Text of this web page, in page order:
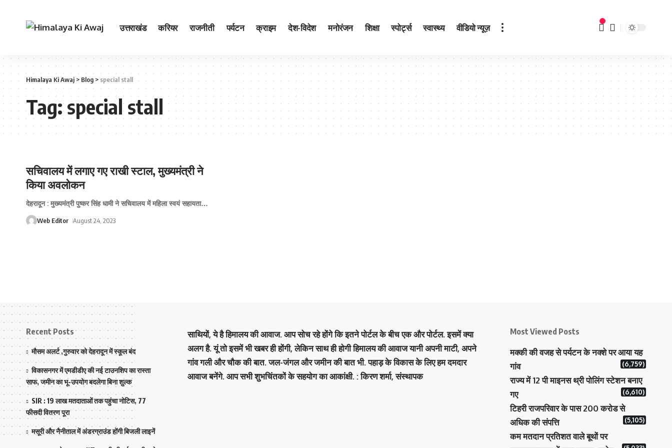
उत्तराखंड करियर राजनीती पर्यटन क्राइम देश-विदेश मनोरंजन शिक्षा स्पोर्ट्स स्वास्थ्य वीडियो न्यूज़
Himalaya Ki Awaj > Blog> special stall
Tag:special stall
सचिवालय में लगाए गए राखी स्‍टाल, मुख्‍यमंत्री ने
किया अवलोकन
देहरादून : मुख्यमंत्री पुष्कर सिंह धामी ने सचिवालय में महिला स्वयं सहायता…
Web Editor August 24, 2023
Recent Posts
मौसम अलर्ट ,गुरुवार को देहरादून में स्कूल बंद
विकासनगर में एमडीडीए की नई टाउनशिप का रास्ता
साफ, जमीन का भू-उपयोग बदलेगा बिना शुल्क
SIR : 19 लाख मतदाताओं तक पहुंचा नोटिस, 77
फीसदी वितरण पूरा
मसूरी और नैनीताल में अंडरग्राउंड होंगी बिजली लाइनें
साथियों, ये है हिमालय की आवाज. आप सोच रहे होंगे कि इतने पोर्टल के बीच एक और पोर्टल. इसमें क्या
अलग है. यूं तो इसमें भी खबर ही होंगी, लेकिन साथ ही होगी हिमालय की आवाज यानी अपनी माटी, अपने
गांव गली और चौक की बात. जल-जंगल और जमीन की बात भी. पहाड़ के विकास के लिए हम दमदार
आवाज बनेंगे. आप सभी शुभचिंतकों के सहयोग का आकांक्षी. : किरण शर्मा, संस्‍थापक
Most Viewed Posts
मक्‍की की वजह से पर्यटन के नक्‍शे पर आया यह
गांव
(6,759)
राज्य में 12 पी माइनस थ्री पोलिंग स्टेशन बनाए
गए
(6,610)
टिहरी राजपरिवार के पास 200 करोड से
अधिक की संपत्ति
(5,105)
कम मतदान प्रतिशत वाले बूथों पर